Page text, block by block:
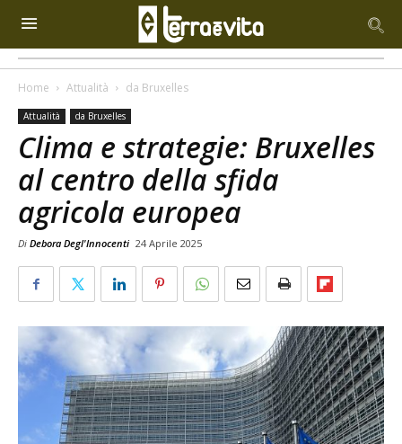
Home Attualità da Bruxelles
Attualità da Bruxelles
Clima e strategie: Bruxelles
al centro della sfida
agricola europea
Di Debora Degl'Innocenti 24 Aprile 2025